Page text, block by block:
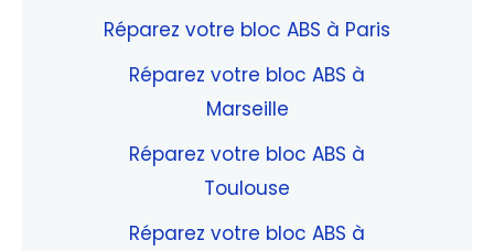
Réparez votre bloc ABS à Paris
Réparez votre bloc ABS à
Marseille
Réparez votre bloc ABS à
Toulouse
Réparez votre bloc ABS à